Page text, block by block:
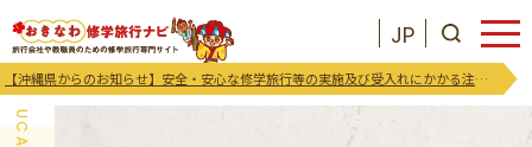
JP
【沖縄県からのお知らせ】安全・安心な修学旅行等の実施及び受入れにかかる注意喚起及び御協力のお願い
お知らせ